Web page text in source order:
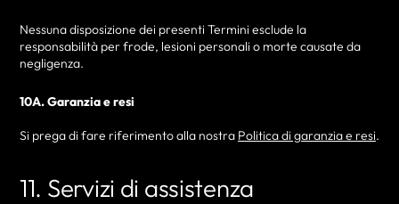
Nessuna disposizione dei presenti Termini esclude la
responsabilità per frode, lesioni personali o morte causate da
negligenza.
10A. Garanzia e resi
Si prega di fare riferimento alla nostra Politica di garanzia e resi.
11. Servizi di assistenza